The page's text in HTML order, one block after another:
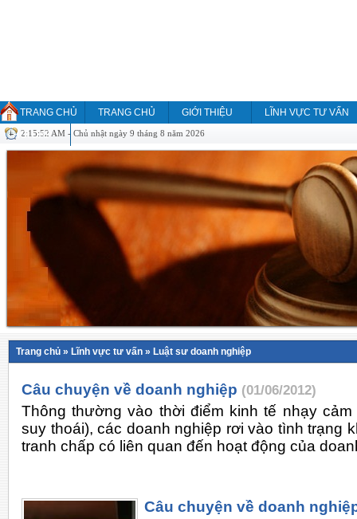
TRANG CHỦ TRANG CHỦ GIỚI THIỆU
LĨNH VỰC TƯ VẤN
HỎI ĐÁP
2:15:52 AM - Chủ nhật ngày 9 tháng 8 năm 2026
Trang chủ » Lĩnh vực tư vấn » Luật sư doanh nghiệp
Câu chuyện về doanh nghiệp (01/06/2012)
Thông thường vào thời điểm kinh tế nhạy
suy thoái), các doanh nghiệp rơi vào tình trạng
tranh chấp có liên quan đến hoạt động của
Câu chuyện về doanh